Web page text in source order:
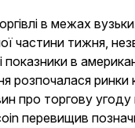
в межах
частини тижня,
показники в
розпочалася
про торгову
перевищив